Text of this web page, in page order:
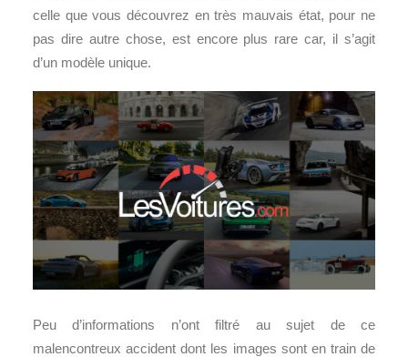
celle que vous découvrez en très mauvais état, pour ne
pas dire autre chose, est encore plus rare car, il s’agit
d’un modèle unique.
Peu d’informations n’ont filtré au sujet de ce
malencontreux accident dont les images sont en train de